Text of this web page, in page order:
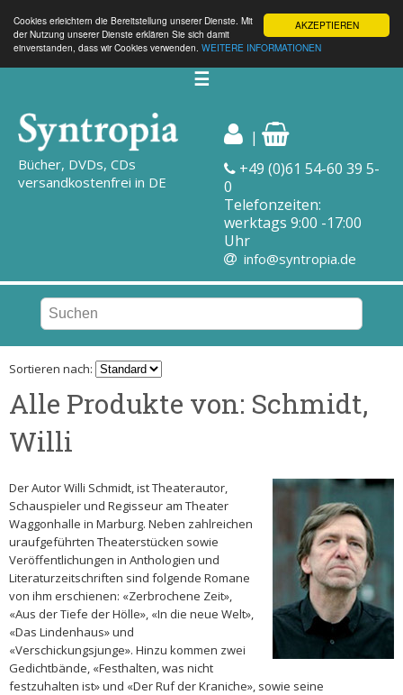
AKZEPTIEREN
Cookies erleichtern die Bereitstellung unserer Dienste. Mit
der Nutzung unserer Dienste erklären Sie sich damit
einverstanden, dass wir Cookies verwenden. WEITERE INFORMATIONEN
☰
Bücher, DVDs, CDs
versandkostenfrei in DE
|
+49 (0)61 54-60 39 5-
0
Telefonzeiten:
werktags 9:00 -17:00
Uhr
info@syntropia.de
Sortieren nach:
Alle Produkte von: Schmidt,
Willi
Der Autor Willi Schmidt, ist Theaterautor,
Schauspieler und Regisseur am Theater
Waggonhalle in Marburg. Neben zahlreichen
uraufgeführten Theaterstücken sowie
Veröffentlichungen in Anthologien und
Literaturzeitschriften sind folgende Romane
von ihm erschienen: «Zerbrochene Zeit»,
«Aus der Tiefe der Hölle», «In die neue Welt»,
«Das Lindenhaus» und
«Verschickungsjunge». Hinzu kommen zwei
Gedichtbände, «Festhalten, was nicht
festzuhalten ist» und «Der Ruf der Kraniche», sowie seine